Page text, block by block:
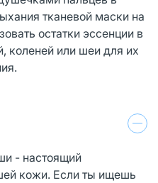
тканевой маски на
остатки эссенции в
коленей или шеи для их
- настоящий
кожи. Если ты ищешь